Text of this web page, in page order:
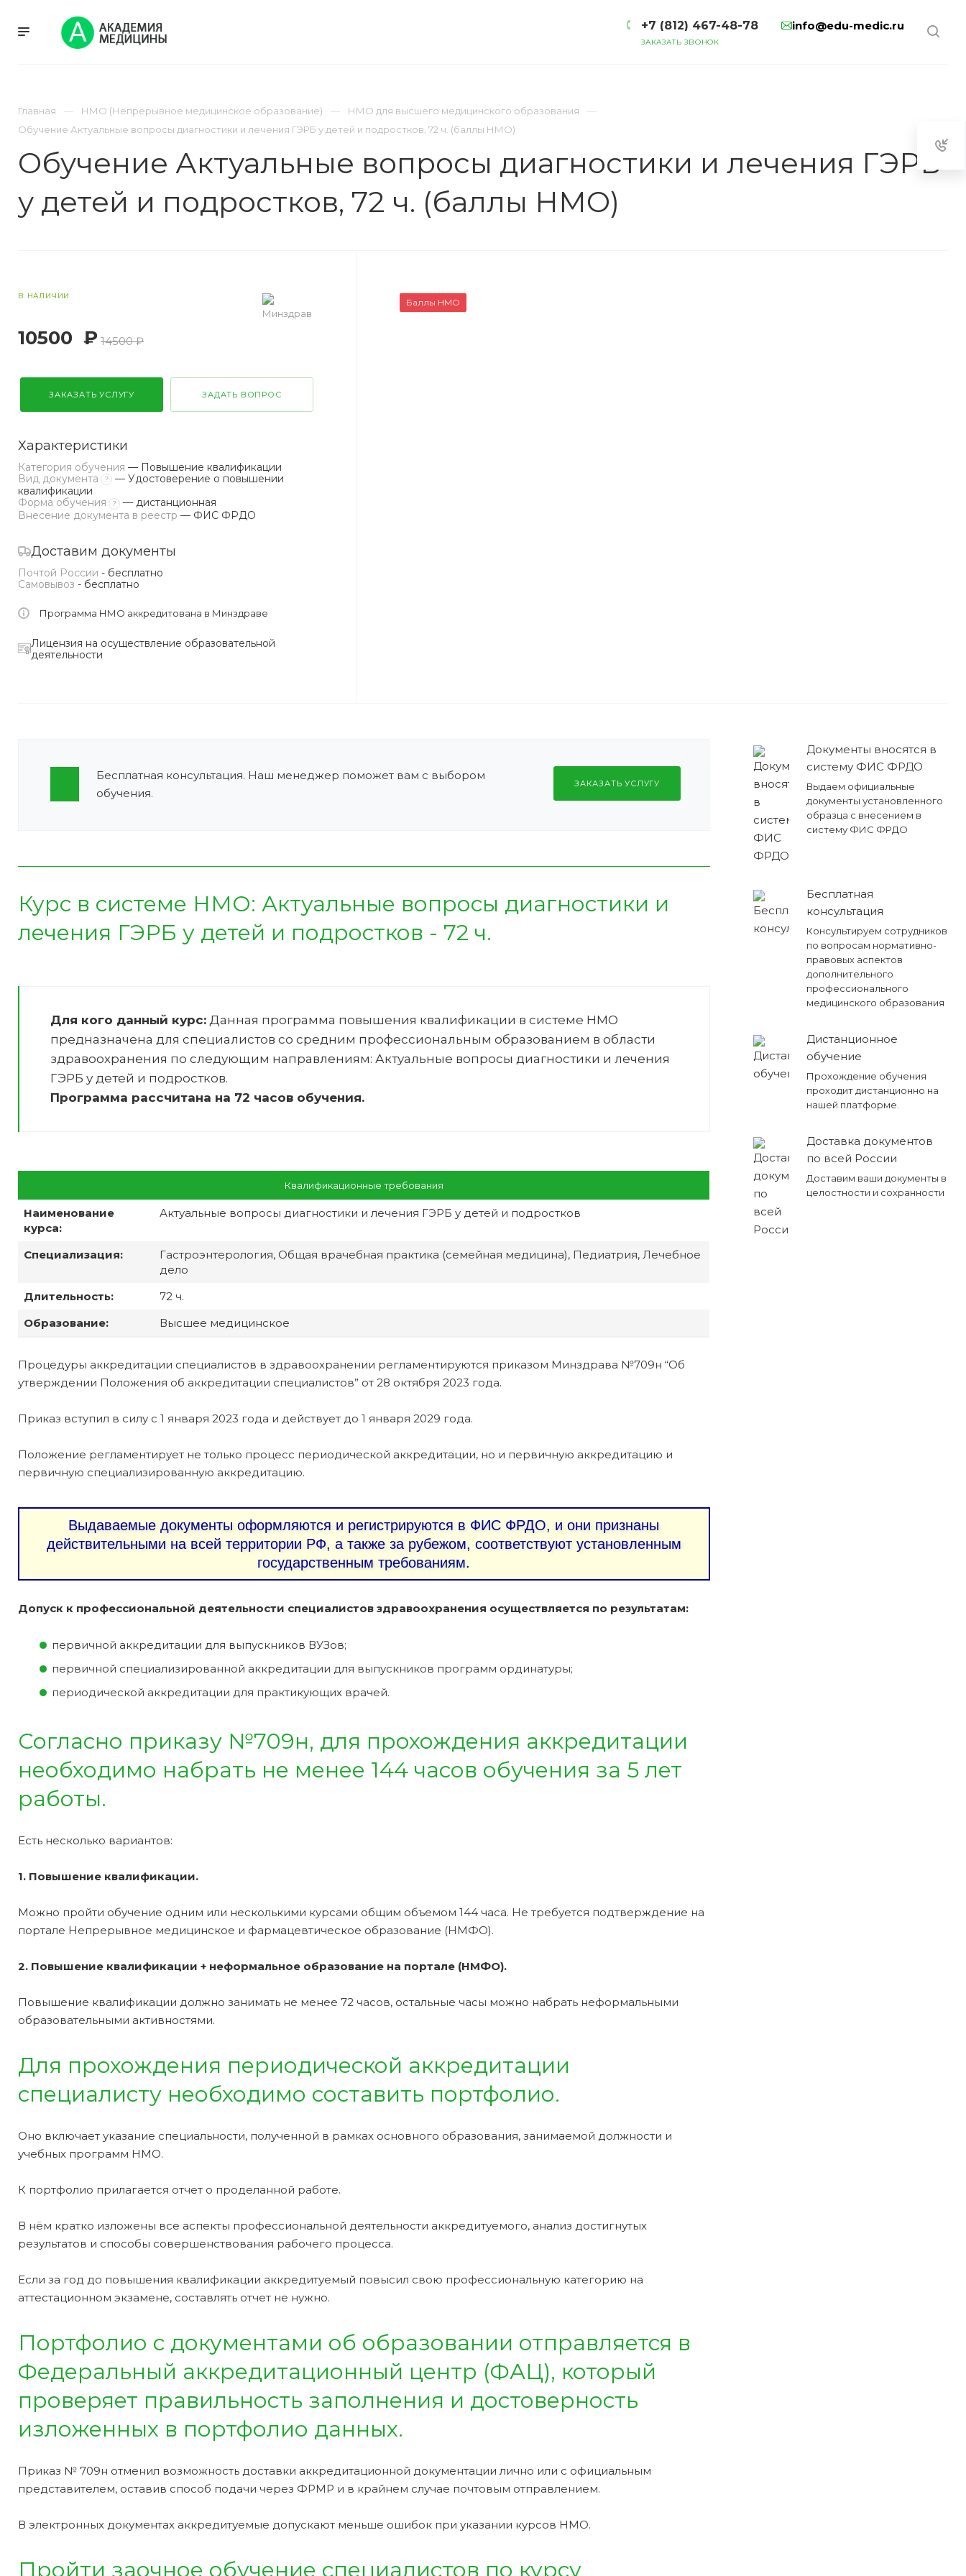
+7 (812) 467-48-78
ЗАКАЗАТЬ ЗВОНОК
info@edu-medic.ru
Главная НМО (Непрерывное медицинское образование)
НМО для высшего медицинского образования
Обучение Актуальные вопросы диагностики и лечения ГЭРБ у детей и подростков, 72 ч. (баллы НМО)
Обучение Актуальные вопросы диагностики и лечения ГЭРБ
у детей и подростков, 72 ч. (баллы НМО)
В НАЛИЧИИ
10500 ₽ 14500 ₽
ЗАКАЗАТЬ УСЛУГУ ЗАДАТЬ ВОПРОС
Характеристики
Категория обучения — Повышение квалификации
Вид документа
?
— Удостоверение о повышении
квалификации
Форма обучения
?
— дистанционная
Внесение документа в реестр — ФИС ФРДО
Доставим документы
Почтой России - бесплатно
Самовывоз - бесплатно
Программа НМО аккредитована в Минздраве
Лицензия на осуществление образовательной
деятельности
Баллы НМО
Документы вносятся в
систему ФИС ФРДО
Выдаем официальные
документы установленного
образца с внесением в
систему ФИС ФРДО
Бесплатная
консультация
Консультируем сотрудников
по вопросам нормативно-
правовых аспектов
дополнительного
профессионального
медицинского образования
Дистанционное
обучение
Прохождение обучения
проходит дистанционно на
нашей платформе.
Доставка документов
по всей России
Доставим ваши документы в
целостности и сохранности
Бесплатная консультация. Наш менеджер поможет вам с выбором
обучения.
ЗАКАЗАТЬ УСЛУГУ
Курс в системе НМО: Актуальные вопросы диагностики и
лечения ГЭРБ у детей и подростков - 72 ч.
Для кого данный курс: Данная программа повышения квалификации в системе НМО
предназначена для специалистов со средним профессиональным образованием в области
здравоохранения по следующим направлениям: Актуальные вопросы диагностики и лечения
ГЭРБ у детей и подростков.
Программа рассчитана на 72 часов обучения.
Квалификационные требования
Наименование
курса:
Актуальные вопросы диагностики и лечения ГЭРБ у детей и подростков
Специализация:
Гастроэнтерология, Общая врачебная практика (семейная медицина), Педиатрия, Лечебное
дело
Длительность:
72 ч.
Образование:
Высшее медицинское
Процедуры аккредитации специалистов в здравоохранении регламентируются приказом Минздрава №709н “Об
утверждении Положения об аккредитации специалистов” от 28 октября 2023 года.
Приказ вступил в силу с 1 января 2023 года и действует до 1 января 2029 года.
Положение регламентирует не только процесс периодической аккредитации, но и первичную аккредитацию и
первичную специализированную аккредитацию.
Выдаваемые документы оформляются и регистрируются в ФИС ФРДО, и они признаны
действительными на всей территории РФ, а также за рубежом, соответствуют установленным
государственным требованиям.
Допуск к профессиональной деятельности специалистов здравоохранения осуществляется по результатам:
первичной аккредитации для выпускников ВУЗов;
первичной специализированной аккредитации для выпускников программ ординатуры;
периодической аккредитации для практикующих врачей.
Согласно приказу №709н, для прохождения аккредитации
необходимо набрать не менее 144 часов обучения за 5 лет
работы.
Есть несколько вариантов:
1. Повышение квалификации.
Можно пройти обучение одним или несколькими курсами общим объемом 144 часа. Не требуется подтверждение на
портале Непрерывное медицинское и фармацевтическое образование (НМФО).
2. Повышение квалификации + неформальное образование на портале (НМФО).
Повышение квалификации должно занимать не менее 72 часов, остальные часы можно набрать неформальными
образовательными активностями.
Для прохождения периодической аккредитации
специалисту необходимо составить портфолио.
Оно включает указание специальности, полученной в рамках основного образования, занимаемой должности и
учебных программ НМО.
К портфолио прилагается отчет о проделанной работе.
В нём кратко изложены все аспекты профессиональной деятельности аккредитуемого, анализ достигнутых
результатов и способы совершенствования рабочего процесса.
Если за год до повышения квалификации аккредитуемый повысил свою профессиональную категорию на
аттестационном экзамене, составлять отчет не нужно.
Портфолио с документами об образовании отправляется в
Федеральный аккредитационный центр (ФАЦ), который
проверяет правильность заполнения и достоверность
изложенных в портфолио данных.
Приказ № 709н отменил возможность доставки аккредитационной документации лично или с официальным
представителем, оставив способ подачи через ФРМР и в крайнем случае почтовым отправлением.
В электронных документах аккредитуемые допускают меньше ошибок при указании курсов НМО.
Пройти заочное обучение специалистов по курсу